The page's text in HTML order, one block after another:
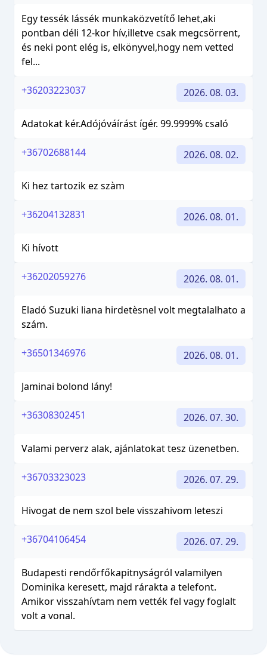
Egy tessék lássék munkaközvetítő lehet,aki
pontban déli 12-kor hív,illetve csak megcsörrent,
és neki pont elég is, elkönyvel,hogy nem vetted
fel...
+36203223037 2026. 08. 03.
Adatokat kér.Adójóváírást ígér. 99.9999% csaló
+36702688144 2026. 08. 02.
Ki hez tartozik ez szàm
+36204132831 2026. 08. 01.
Ki hívott
+36202059276 2026. 08. 01.
Eladó Suzuki liana hirdetèsnel volt megtalalhato a
szám.
+36501346976 2026. 08. 01.
Jaminai bolond lány!
+36308302451 2026. 07. 30.
Valami perverz alak, ajánlatokat tesz üzenetben.
+36703323023 2026. 07. 29.
Hivogat de nem szol bele visszahivom leteszi
+36704106454 2026. 07. 29.
Budapesti rendőrfőkapitnyságról valamilyen
Dominika keresett, majd rárakta a telefont.
Amikor visszahívtam nem vették fel vagy foglalt
volt a vonal.